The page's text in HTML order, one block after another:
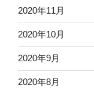
2020年11月
2020年10月
2020年9月
2020年8月